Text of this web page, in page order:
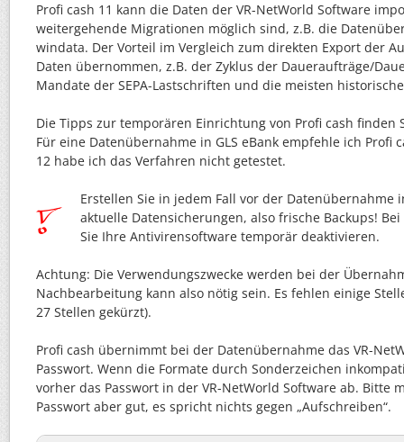
Profi cash 11 kann die Daten der VR-NetWorld Software
weitergehende Migrationen möglich sind, z.B. die
windata. Der Vorteil im Vergleich zum direkten Export der
Daten übernommen, z.B. der Zyklus der Daueraufträge/
Mandate der SEPA-Lastschriften und die meisten
Die Tipps zur temporären Einrichtung von Profi cash finden
Für eine Datenübernahme in GLS eBank empfehle ich Profi
12 habe ich das Verfahren nicht getestet.
Erstellen Sie in jedem Fall vor der Datenübernahme
aktuelle Datensicherungen, also frische Backups!
Sie Ihre Antivirensoftware temporär deaktivieren.
Achtung: Die Verwendungszwecke werden bei der
Nachbearbeitung kann also nötig sein. Es fehlen einige
27 Stellen gekürzt).
Profi cash übernimmt bei der Datenübernahme das VR-
Passwort. Wenn die Formate durch Sonderzeichen
vorher das Passwort in der VR-NetWorld Software ab. Bitte
Passwort aber gut, es spricht nichts gegen „Aufschreiben“.